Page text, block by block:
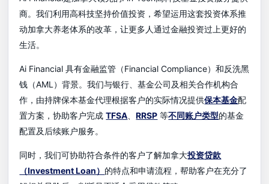
商。我们利用高科技坚持价值投资，希望运用这套投资体系推
动加拿大养老体系的改革，让更多人通过金融投资过上更好的
生活。
Ai Financial 具有金融监管（Financial Compliance）和反洗黑
钱（AML）背景。我们与银行、基金公司及相关合作机构合
作，由持牌保本基金代理根据客户的实际情况提供保本基金配
置方案，协助客户完成TFSA、RRSP 等不同账户类型的基金
配置及后续账户服务。
同时，我们可协助符合条件的客户了解加拿大投资贷款
（Investment Loan） 的特点和申请流程，帮助客户在充分了